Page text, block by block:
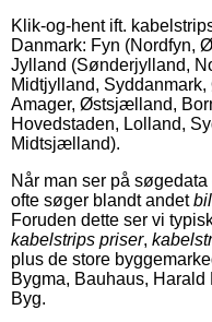
Klik-og-hent ift.
Danmark: Fyn (Nordfyn,
Jylland (Sønderjylland,
Midtjylland,
Amager, Østsjælland,
Hovedstaden, Lolland,
Midtsjælland).
Når man ser på
ofte søger blandt andet
Foruden dette ser vi
kabelstrips priser,
plus de store
Bygma, Bauhaus,
Byg.